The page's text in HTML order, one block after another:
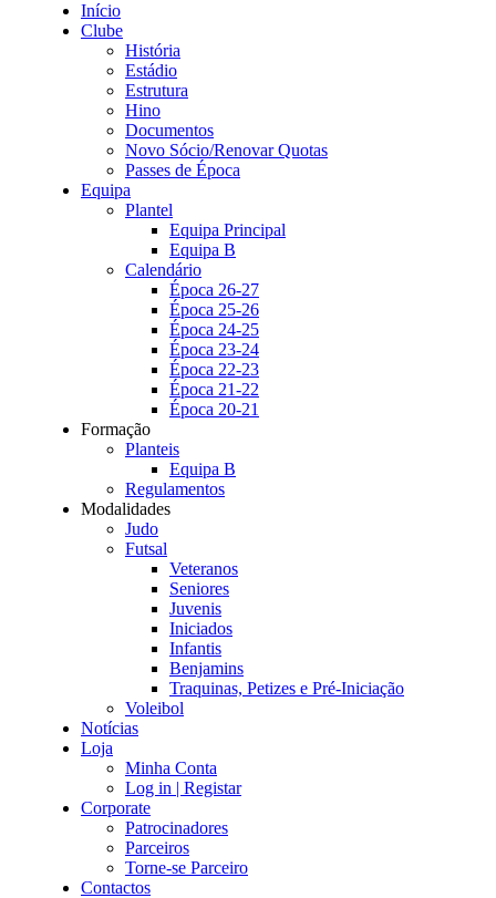
Início
Clube
História
Estádio
Estrutura
Hino
Documentos
Novo Sócio/Renovar Quotas
Passes de Época
Equipa
Plantel
Equipa Principal
Equipa B
Calendário
Época 26-27
Época 25-26
Época 24-25
Época 23-24
Época 22-23
Época 21-22
Época 20-21
Formação
Planteis
Equipa B
Regulamentos
Modalidades
Judo
Futsal
Veteranos
Seniores
Juvenis
Iniciados
Infantis
Benjamins
Traquinas, Petizes e Pré-Iniciação
Voleibol
Notícias
Loja
Minha Conta
Log in | Registar
Corporate
Patrocinadores
Parceiros
Torne-se Parceiro
Contactos